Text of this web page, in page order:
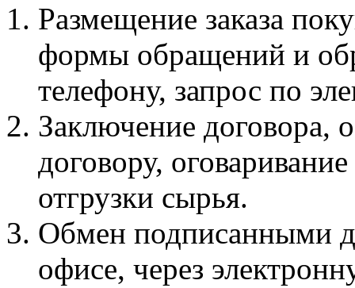
Размещение заказа
формы обращений и
телефону, запрос по
Заключение договора,
договору,
отгрузки сырья.
Обмен подписанными
офисе, через